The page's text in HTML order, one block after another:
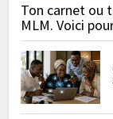
Ton carnet ou
MLM. Voici